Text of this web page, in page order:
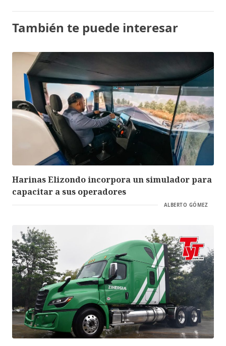
También te puede interesar
Harinas Elizondo incorpora un simulador para
capacitar a sus operadores
ALBERTO GÓMEZ